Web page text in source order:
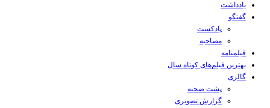
یادداشت
گفتگو
پادکست
مصاحبه
فیلمنامه
بهترین فیلم‌های کوتاه سال
گالری
پشت صحنه
گزارش تصویری